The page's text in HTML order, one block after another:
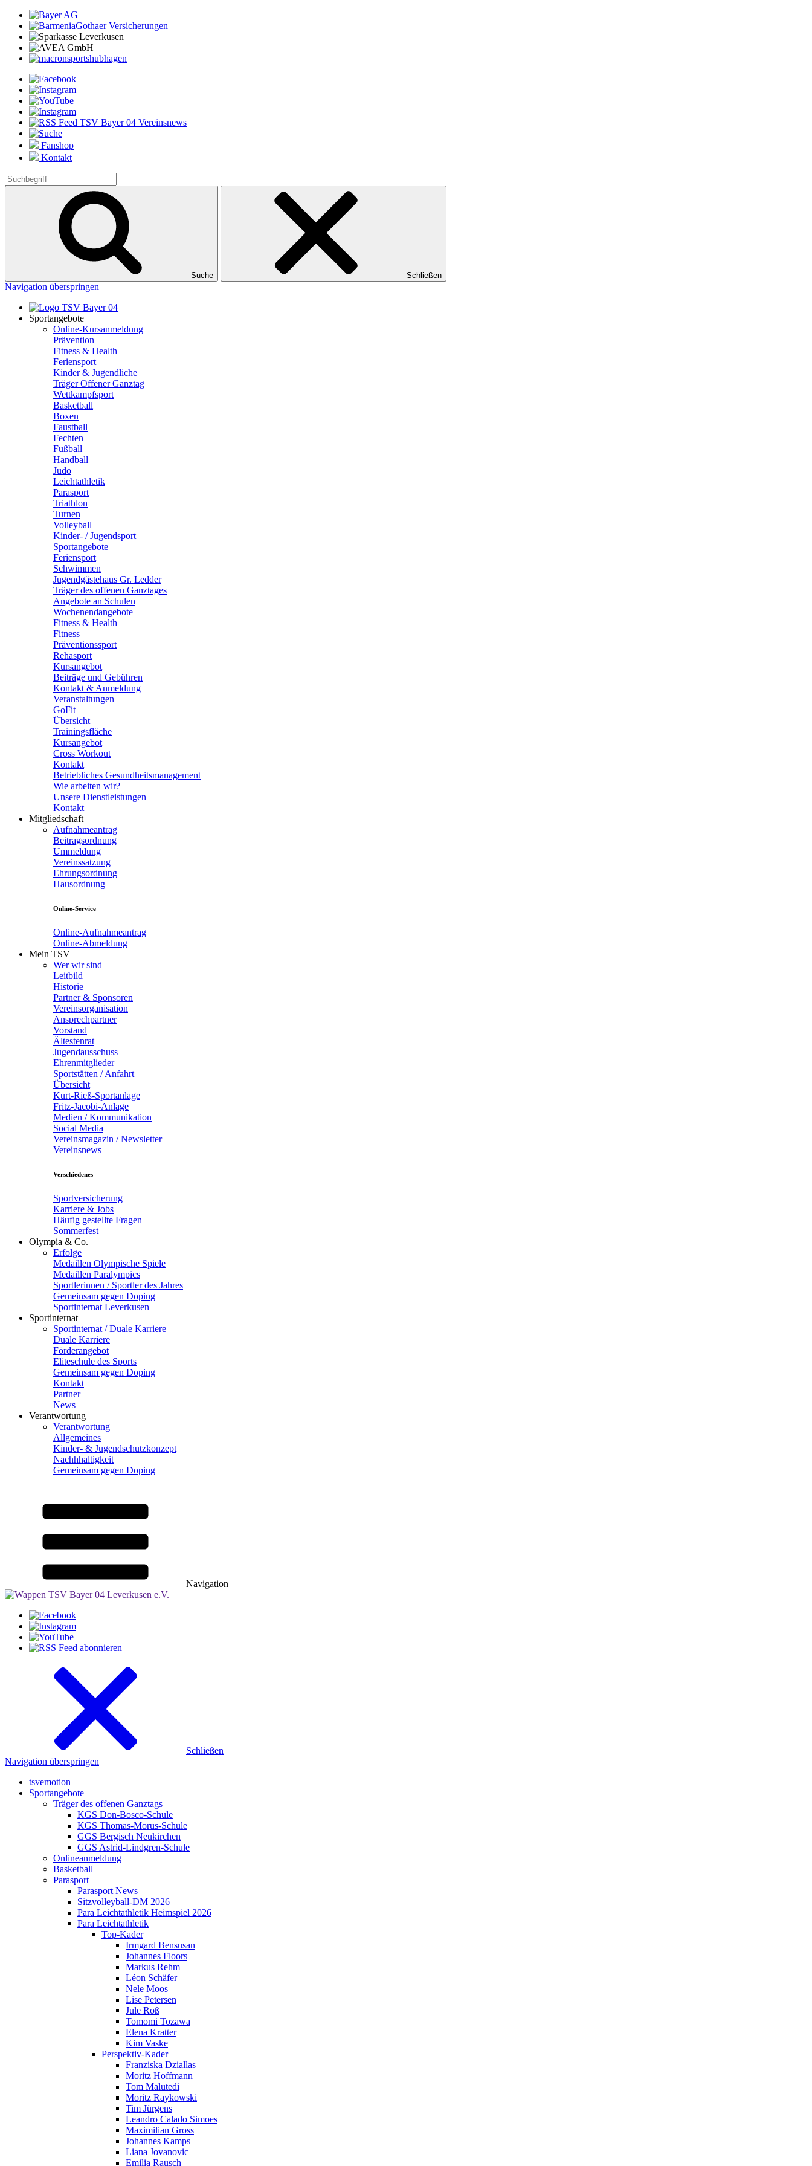
Fanshop
Kontakt
Suche Schließen
Navigation überspringen
Sportangebote
Online-Kursanmeldung
Prävention
Fitness & Health
Feriensport
Kinder & Jugendliche
Träger Offener Ganztag
Wettkampfsport
Basketball
Boxen
Faustball
Fechten
Fußball
Handball
Judo
Leichtathletik
Parasport
Triathlon
Turnen
Volleyball
Kinder- / Jugendsport
Sportangebote
Feriensport
Schwimmen
Jugendgästehaus Gr. Ledder
Träger des offenen Ganztages
Angebote an Schulen
Wochenendangebote
Fitness & Health
Fitness
Präventionssport
Rehasport
Kursangebot
Beiträge und Gebühren
Kontakt & Anmeldung
Veranstaltungen
GoFit
Übersicht
Trainingsfläche
Kursangebot
Cross Workout
Kontakt
Betriebliches Gesundheitsmanagement
Wie arbeiten wir?
Unsere Dienstleistungen
Kontakt
Mitgliedschaft
Aufnahmeantrag
Beitragsordnung
Ummeldung
Vereinssatzung
Ehrungsordnung
Hausordnung
Online-Service
Online-Aufnahmeantrag
Online-Abmeldung
Mein TSV
Wer wir sind
Leitbild
Historie
Partner & Sponsoren
Vereinsorganisation
Ansprechpartner
Vorstand
Ältestenrat
Jugendausschuss
Ehrenmitglieder
Sportstätten / Anfahrt
Übersicht
Kurt-Rieß-Sportanlage
Fritz-Jacobi-Anlage
Medien / Kommunikation
Social Media
Vereinsmagazin / Newsletter
Vereinsnews
Verschiedenes
Sportversicherung
Karriere & Jobs
Häufig gestellte Fragen
Sommerfest
Olympia & Co.
Erfolge
Medaillen Olympische Spiele
Medaillen Paralympics
Sportlerinnen / Sportler des Jahres
Gemeinsam gegen Doping
Sportinternat Leverkusen
Sportinternat
Sportinternat / Duale Karriere
Duale Karriere
Förderangebot
Eliteschule des Sports
Gemeinsam gegen Doping
Kontakt
Partner
News
Verantwortung
Verantwortung
Allgemeines
Kinder- & Jugendschutzkonzept
Nachhhaltigkeit
Gemeinsam gegen Doping
Navigation
Schließen
Navigation überspringen
tsvemotion
Sportangebote
Träger des offenen Ganztags
KGS Don-Bosco-Schule
KGS Thomas-Morus-Schule
GGS Bergisch Neukirchen
GGS Astrid-Lindgren-Schule
Onlineanmeldung
Basketball
Parasport
Parasport News
Sitzvolleyball-DM 2026
Para Leichtathletik Heimspiel 2026
Para Leichtathletik
Top-Kader
Irmgard Bensusan
Johannes Floors
Markus Rehm
Léon Schäfer
Nele Moos
Lise Petersen
Jule Roß
Tomomi Tozawa
Elena Kratter
Kim Vaske
Perspektiv-Kader
Franziska Dziallas
Moritz Hoffmann
Tom Malutedi
Moritz Raykowski
Tim Jürgens
Leandro Calado Simoes
Maximilian Gross
Johannes Kamps
Liana Jovanovic
Emilia Rausch